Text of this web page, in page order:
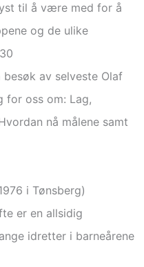
til å være med for å
og de ulike
av selveste Olaf
for oss om: Lag,
nå målene samt
i Tønsberg)
er en allsidig
idretter i barneårene